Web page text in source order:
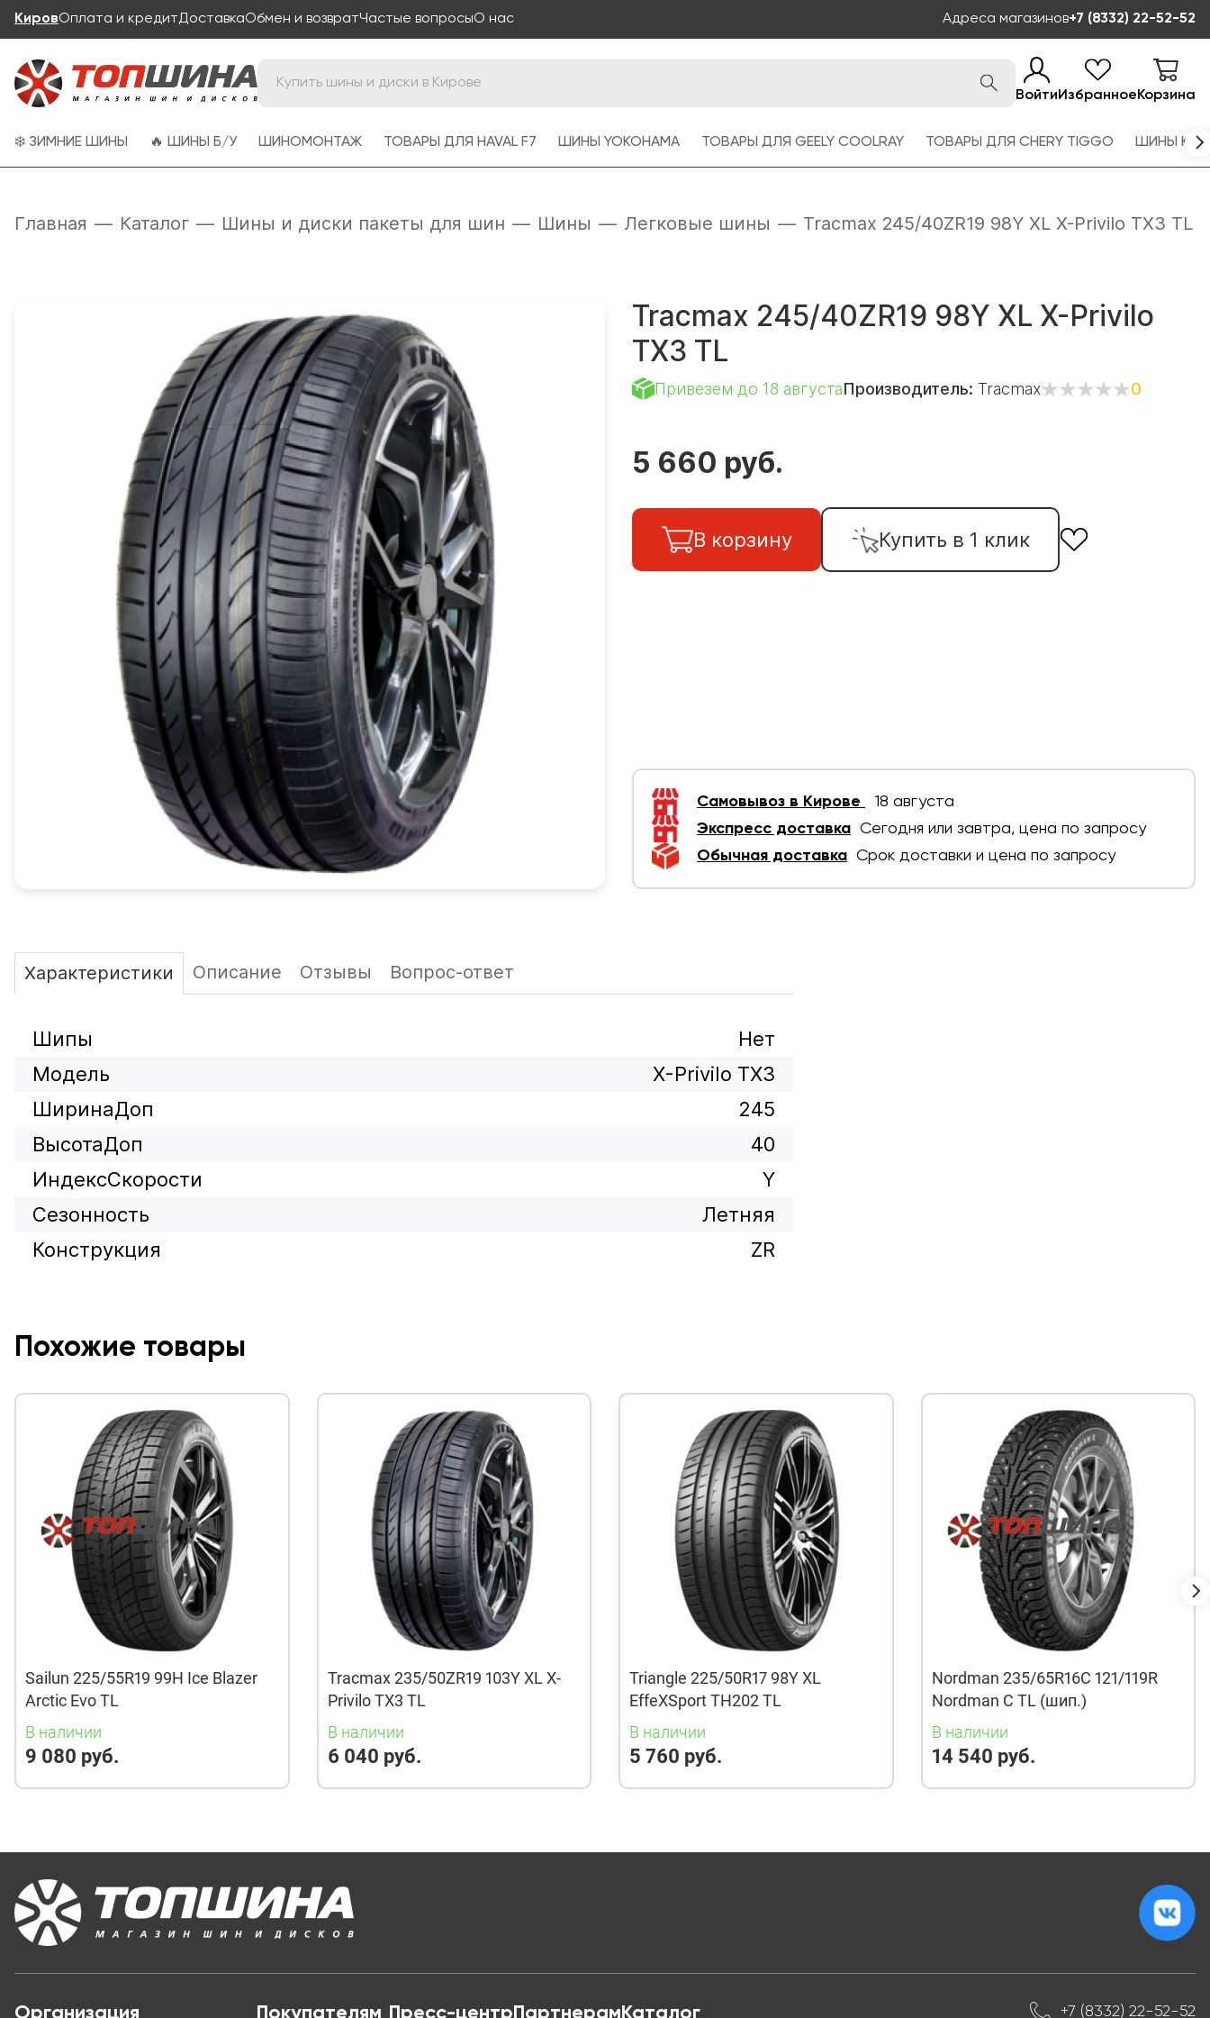
КировОплата и кредитДоставкаОбмен и возвратЧастые вопросыО нас Адреса магазинов+7 (8332) 22-52-52
ВойтиИзбранноеКорзина
❄️ ЗИМНИЕ ШИНЫ 🔥 ШИНЫ Б/У ШИНОМОНТАЖ ТОВАРЫ ДЛЯ HAVAL F7 ШИНЫ YOKOHAMA ТОВАРЫ ДЛЯ GEELY COOLRAY ТОВАРЫ ДЛЯ CHERY TIGGO ШИНЫ
Главная — Каталог — Шины и диски пакеты для шин — Шины — Легковые шины — Tracmax 245/40ZR19 98Y XL X-Privilo TX3 TL
Tracmax 245/40ZR19 98Y XL X-Privilo
TX3 TL
Привезем до 18 августаПроизводитель: Tracmax 0
5 660 руб.
В корзину Купить в 1 клик
Самовывоз в Кирове
18 августа
Экспресс доставка Сегодня или завтра, цена по запросу
Обычная доставка Срок доставки и цена по запросу
Характеристики Описание Отзывы Вопрос-ответ
Шипы
Нет
Модель
X-Privilo TX3
ШиринаДоп
245
ВысотаДоп
40
ИндексСкорости
Y
Сезонность
Летняя
Конструкция
ZR
Похожие товары
Sailun 225/55R19 99H Ice Blazer
Arctic Evo TL
В наличии
9 080 руб.
Tracmax 235/50ZR19 103Y XL X-
Privilo TX3 TL
В наличии
6 040 руб.
Triangle 225/50R17 98Y XL
EffeXSport TH202 TL
В наличии
5 760 руб.
Nordman 235/65R16C 121/119R
Nordman C TL (шип.)
В наличии
14 540 руб.
Организация Покупателям Пресс-центрПартнерамКаталог +7 (8332) 22-52-52